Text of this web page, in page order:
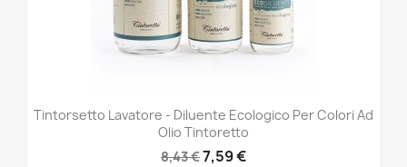
Tintorsetto Lavatore - Diluente Ecologico Per Colori Ad
Olio Tintoretto
8,43 €7,59 €